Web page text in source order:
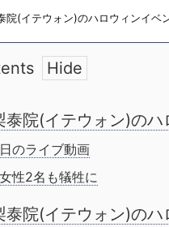
院(イテウォン)のハロウィンイベ
泰院(イテウォン)の
のライブ動画
性2名も犠牲に
泰院(イテウォン)の